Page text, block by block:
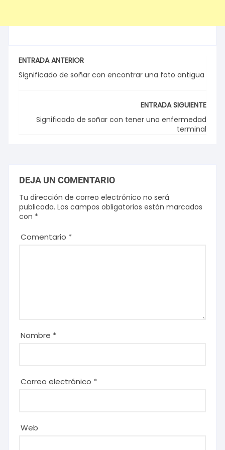
ENTRADA ANTERIOR
Significado de soñar con encontrar una foto antigua
ENTRADA SIGUIENTE
Significado de soñar con tener una enfermedad
terminal
DEJA UN COMENTARIO
Tu dirección de correo electrónico no será
publicada. Los campos obligatorios están marcados
con *
Comentario *
Nombre *
Correo electrónico *
Web